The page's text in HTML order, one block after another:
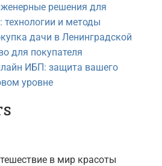
решения для
и методы
дачи в Ленинградской
для покупателя
ИБП: защита вашего
уровне
в мир красоты